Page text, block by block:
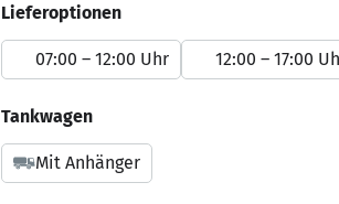
Lieferoptionen
07:00 – 12:00 Uhr 12:00 – 17:00
Tankwagen
Mit Anhänger